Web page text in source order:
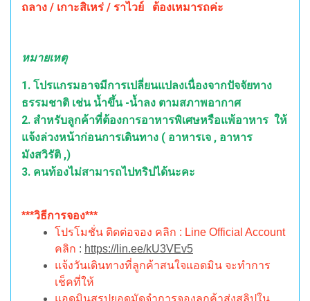
ถลาง / เกาะสิเหร่ / ราไวย์ ต้องเหมารถค่ะ
หมายเหตุ
1. โปรแกรมอาจมีการเปลี่ยนแปลงเนื่องจากปัจจัยทาง
ธรรมชาติ เช่น น้ำขึ้น -น้ำลง ตามสภาพอากาศ
2. สำหรับลูกค้าที่ต้องการอาหารพิเศษหรือแพ้อาหาร ให้
แจ้งล่วงหน้าก่อนการเดินทาง ( อาหารเจ , อาหาร
มังสวิรัติ ,)
3. คนท้องไม่สามารถไปทริปได้นะคะ
***วิธีการจอง***
โปรโมชั่น ติดต่อจอง คลิก : Line Official Account
คลิก : https://lin.ee/kU3VEv5
แจ้งวันเดินทางที่ลูกค้าสนใจแอดมิน จะทำการ
เช็คที่ให้